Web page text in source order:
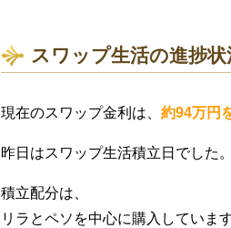
スワップ生活の進捗状
現在のスワップ金利は、 約94万円
昨日はスワップ生活積立日でした。
積立配分は、
リラとペソを中心に購入しています